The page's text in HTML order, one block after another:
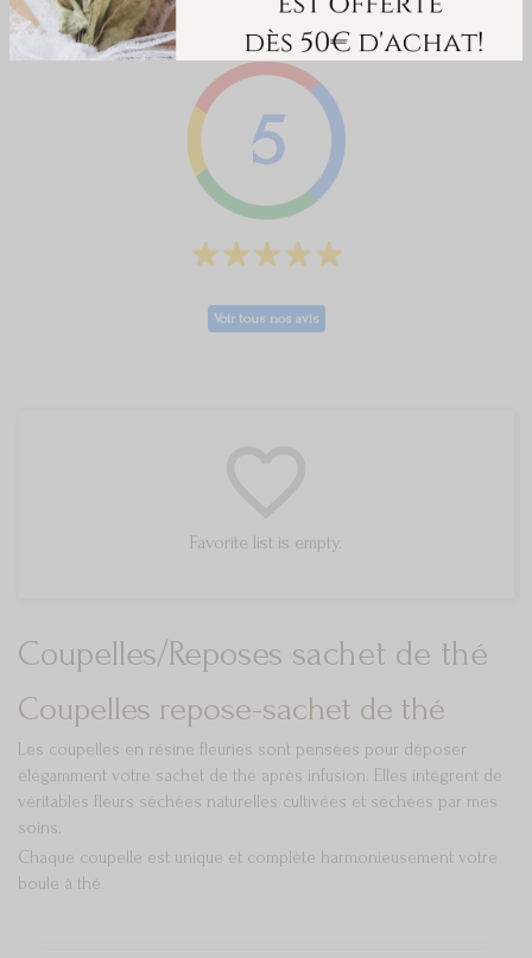
5
Voir tous nos avis
Favorite list is empty.
Coupelles/Reposes sachet de thé
Coupelles repose-sachet de thé
Les coupelles en résine fleuries sont pensées pour déposer
élégamment votre sachet de thé après infusion. Elles intègrent de
véritables fleurs séchées naturelles cultivées et séchées par mes
soins.
Chaque coupelle est unique et complète harmonieusement votre
boule à thé.